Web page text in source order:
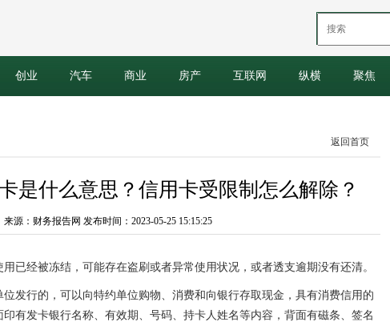
创业 汽车 商业 房产 互联网 纵横 聚焦
返回首页
是什么意思？信用卡受限制怎么解除？
来源：财务报告网 发布时间：2023-05-25 15:15:25
已经被冻结，可能存在盗刷或者异常使用状况，或者透支逾期没有还清。
发行的，可以向特约单位购物、消费和向银行存取现金，具有消费信用的
有发卡银行名称、有效期、号码、持卡人姓名等内容，背面有磁条、签名